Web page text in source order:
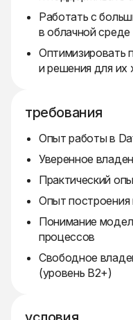
Работать с
в облачной среде
Оптимизировать
и решения для их
требования
Опыт работы в
Уверенное
Практический
Опыт построения
Понимание
процессов
Свободное
(уровень B2+)